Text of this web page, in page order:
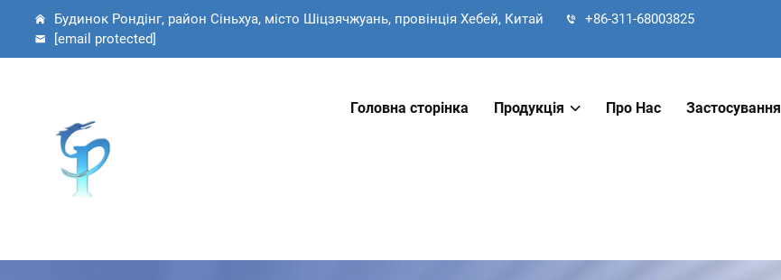
Будинок Рондінг, район Сіньхуа, місто Шіцзячжуань, провінція Хебей, Китай
+86-311-68003825
[email protected]
Головна сторінка Продукція Про Нас Застосування